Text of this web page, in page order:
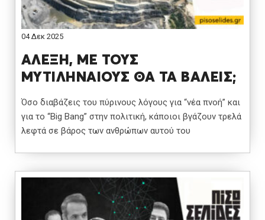
04 Δεκ 2025
ΑΛΕΞΗ, ΜΕ ΤΟΥΣ
ΜΥΤΙΛΗΝΑΙΟΥΣ ΘΑ ΤΑ ΒΑΛΕΙΣ;
Όσο διαβάζεις του πύρινους λόγους για “νέα πνοή” και
για το “Big Bang” στην πολιτική, κάποιοι βγάζουν τρελά
λεφτά σε βάρος των ανθρώπων αυτού του